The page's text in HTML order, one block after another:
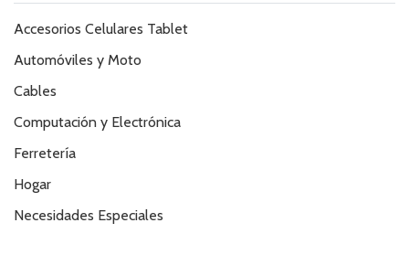
Accesorios Celulares Tablet
Automóviles y Moto
Cables
Computación y Electrónica
Ferretería
Hogar
Necesidades Especiales